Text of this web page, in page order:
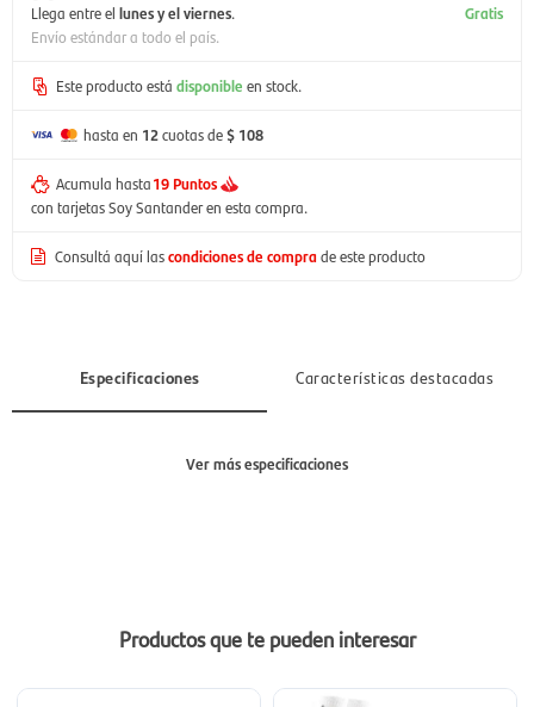
Llega entre el lunes y el viernes.
Envío estándar a todo el país.
Gratis
Este producto está disponible en stock.
hasta en 12cuotas de$ 108
Acumula hasta19 Puntos
con tarjetas Soy Santander en esta compra.
Consultá aquí lascondiciones de comprade este producto
Especificaciones Características destacadas
Hombre, Mujer
Ver más especificaciones
Productos que te pueden interesar